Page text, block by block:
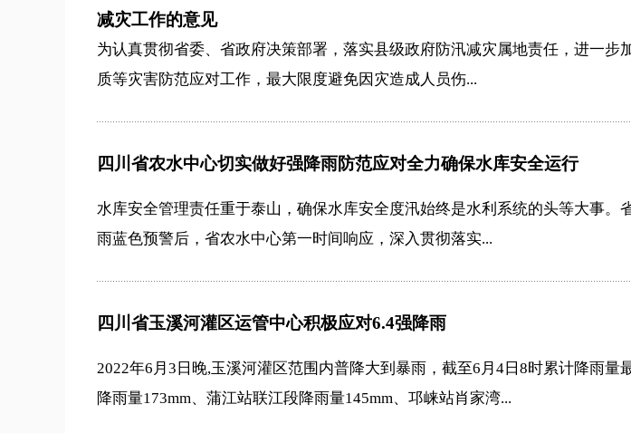
减灾工作的意见
为认真贯彻省委、省政府决策部署，落实县级政府防汛减灾属地责任，进一步
质等灾害防范应对工作，最大限度避免因灾造成人员伤...
四川省农水中心切实做好强降雨防范应对全力确保水库安全运行
水库安全管理责任重于泰山，确保水库安全度汛始终是水利系统的头等大事。
雨蓝色预警后，省农水中心第一时间响应，深入贯彻落实...
四川省玉溪河灌区运管中心积极应对6.4强降雨
2022年6月3日晚,玉溪河灌区范围内普降大到暴雨，截至6月4日8时累计降雨量
降雨量173mm、蒲江站联江段降雨量145mm、邛崃站肖家湾...